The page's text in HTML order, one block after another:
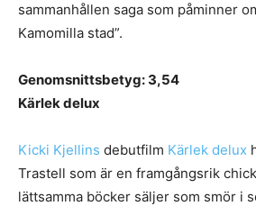
sammanhållen saga som påminner
Kamomilla stad”.
Genomsnittsbetyg: 3,54
Kärlek delux
Kicki Kjellins debutfilm Kärlek delux
Trastell som är en framgångsrik
lättsamma böcker säljer som smör i